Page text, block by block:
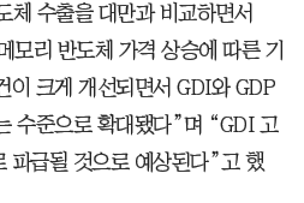
체 수출을 대만과 비교하면서
모리 반도체 가격 상승에 따른 기
이 크게 개선되면서 GDI와 GDP
수준으로 확대됐다”며 “GDI 고
파급될 것으로 예상된다”고 했